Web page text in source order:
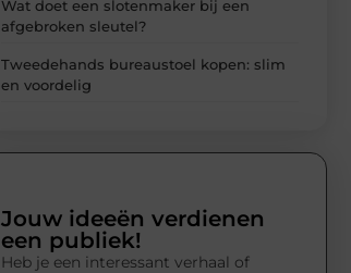
Wat doet een slotenmaker bij een
afgebroken sleutel?
Tweedehands bureaustoel kopen: slim
en voordelig
Jouw ideeën verdienen
een publiek!
Heb je een interessant verhaal of